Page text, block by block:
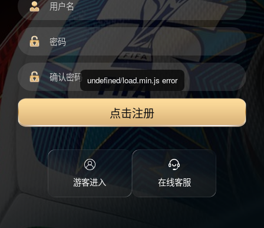
点击注册
游客进入 在线客服
undefined/load.min.js error